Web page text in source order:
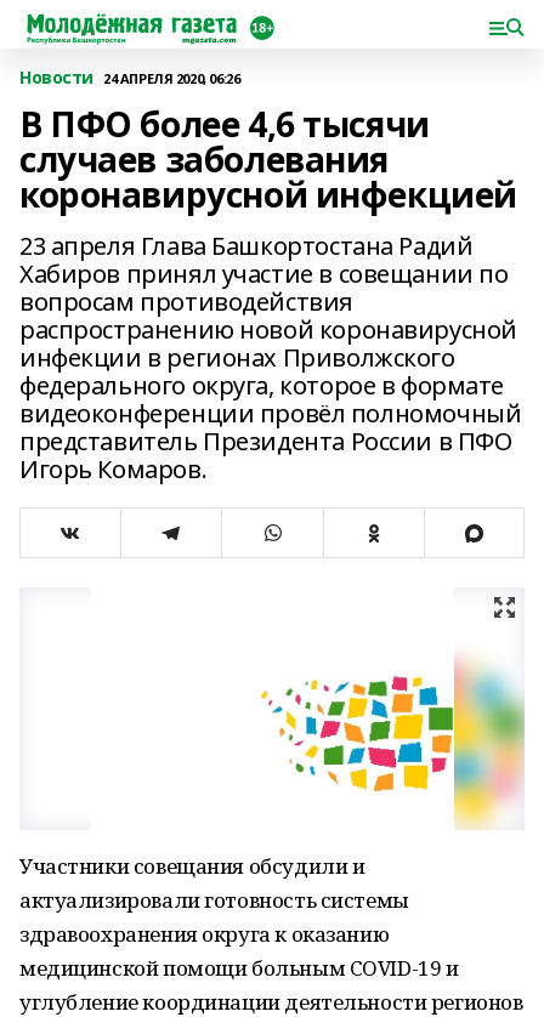
Новости 24 АПРЕЛЯ 2020, 06:26
В ПФО более 4,6 тысячи
случаев заболевания
коронавирусной инфекцией
23 апреля Глава Башкортостана Радий
Хабиров принял участие в совещании по
вопросам противодействия
распространению новой коронавирусной
инфекции в регионах Приволжского
федерального округа, которое в формате
видеоконференции провёл полномочный
представитель Президента России в ПФО
Игорь Комаров.
Участники совещания обсудили и
актуализировали готовность системы
здравоохранения округа к оказанию
медицинской помощи больным COVID-19 и
углубление координации деятельности регионов